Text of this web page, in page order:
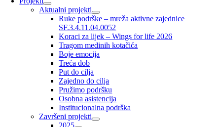
Aktualni projekti
Ruke podrške – mreža aktivne zajednice
SF.3.4.11.04.0052
Koraci za lijek – Wings for life 2026
Tragom medinih kotačića
Boje emocija
Treća dob
Put do cilja
Zajedno do cilja
Pružimo podršku
Osobna asistencija
Institucionalna podrška
Završeni projekti
2025